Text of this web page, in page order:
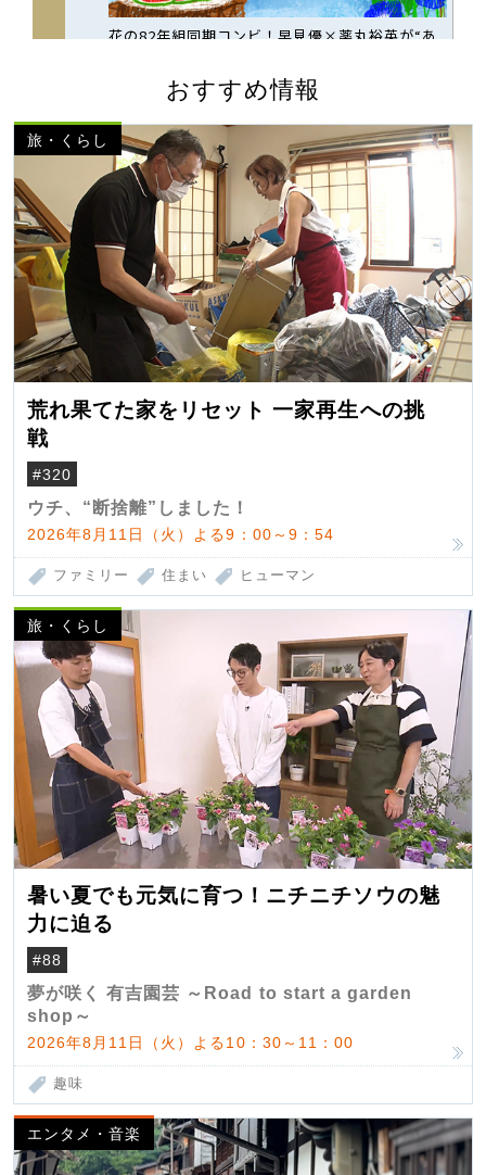
おすすめ情報
旅・くらし
荒れ果てた家をリセット 一家再生への挑
戦
#320
ウチ、“断捨離”しました！
2026年8月11日（火）よる9：00～9：54
ファミリー 住まい ヒューマン
旅・くらし
暑い夏でも元気に育つ！ニチニチソウの魅
力に迫る
#88
夢が咲く 有吉園芸 ～Road to start a garden
shop～
2026年8月11日（火）よる10：30～11：00
趣味
エンタメ・音楽